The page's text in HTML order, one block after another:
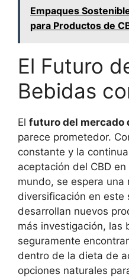
Empaques
para Productos de
El Futuro
Bebidas
El futuro del mercado
parece prometedor.
constante y la
aceptación del CBD
mundo, se espera una
diversificación en este
desarrollan nuevos
más investigación, las
seguramente
dentro de la dieta de
opciones naturales